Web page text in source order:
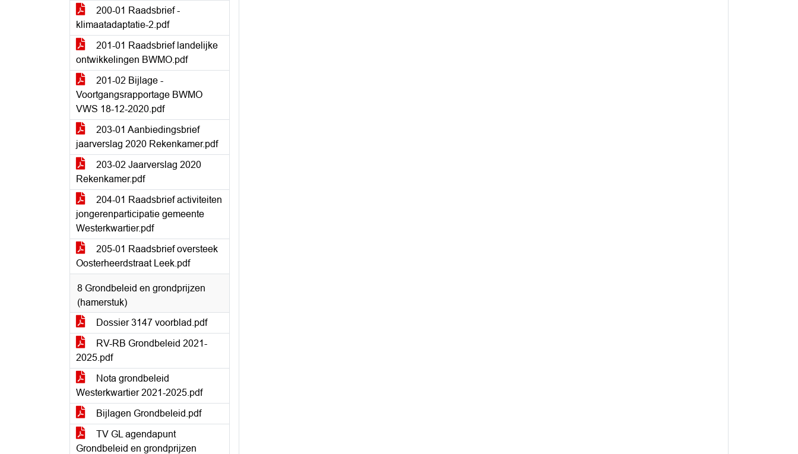
200-01 Raadsbrief -
klimaatadaptatie-2.pdf
201-01 Raadsbrief landelijke
ontwikkelingen BWMO.pdf
201-02 Bijlage -
Voortgangsrapportage BWMO
VWS 18-12-2020.pdf
203-01 Aanbiedingsbrief
jaarverslag 2020 Rekenkamer.pdf
203-02 Jaarverslag 2020
Rekenkamer.pdf
204-01 Raadsbrief activiteiten
jongerenparticipatie gemeente
Westerkwartier.pdf
205-01 Raadsbrief oversteek
Oosterheerdstraat Leek.pdf
8 Grondbeleid en grondprijzen
(hamerstuk)
Dossier 3147 voorblad.pdf
RV-RB Grondbeleid 2021-
2025.pdf
Nota grondbeleid
Westerkwartier 2021-2025.pdf
Bijlagen Grondbeleid.pdf
TV GL agendapunt
Grondbeleid en grondprijzen